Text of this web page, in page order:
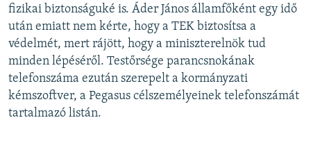
fizikai biztonságuké is. Áder János államfőként egy idő
után emiatt nem kérte, hogy a TEK biztosítsa a
védelmét, mert rájött, hogy a miniszterelnök tud
minden lépéséről. Testőrsége parancsnokának
telefonszáma ezután szerepelt a kormányzati
kémszoftver, a Pegasus célszemélyeinek telefonszámát
tartalmazó listán.